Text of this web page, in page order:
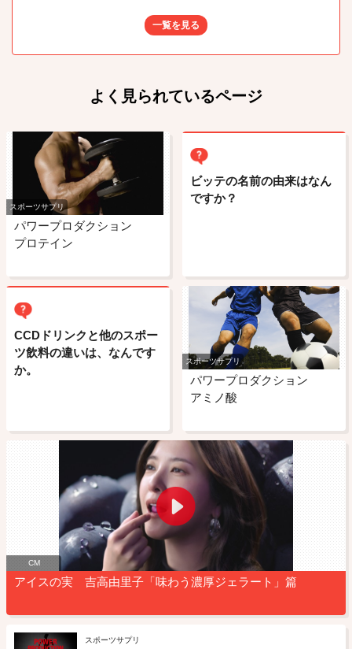
一覧を見る
よく見られているページ
スポーツサプリ
パワープロダクション
プロテイン
ビッテの名前の由来はなん
ですか？
CCDドリンクと他のスポー
ツ飲料の違いは、なんです
か。
スポーツサプリ
パワープロダクション
アミノ酸
CM
アイスの実 吉高由里子「味わう濃厚ジェラート」篇
スポーツサプリ